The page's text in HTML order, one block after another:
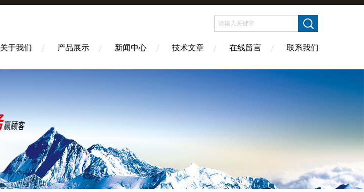
关于我们 产品展示 新闻中心 技术文章 在线留言 联系我们